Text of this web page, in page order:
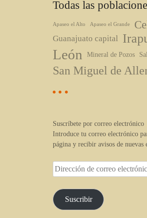
Todas las
Apaseo el Alto Apaseo el Grande
Guanajuato capital
León Mineral de Pozos
San Miguel de
Suscríbete por correo electrónico
Introduce tu correo electrónico
página y recibir avisos de nuevas
D
i
e
c
Suscribir